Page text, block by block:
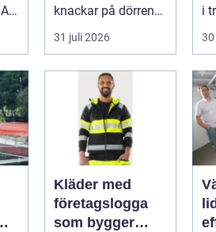
knackar på dörren
förändras vardagen
snabbt....
31 juli 2026
i
Kläder med
företagslogga
som bygger